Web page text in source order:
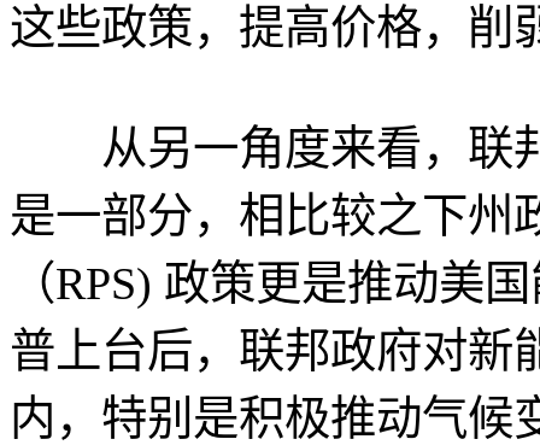
这些政策，提高价格，削
从另一角度来看，联
是一部分，相比较之下州
（RPS) 政策更是推动美
普上台后，联邦政府对新
内，特别是积极推动气候